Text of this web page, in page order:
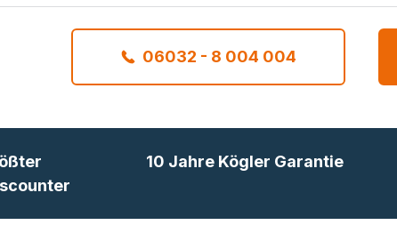
06032 - 8 004 004
10 Jahre Kögler Garantie